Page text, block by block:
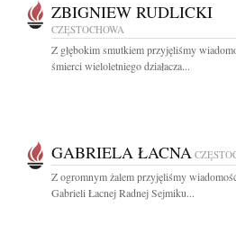
ZBIGNIEW RUDLICKI
CZĘSTOCHOWA
Z głębokim smutkiem przyjęliśmy
śmierci wieloletniego działacza...
GABRIELA ŁACNA
Z ogromnym żalem przyjęliśmy
Gabrieli Łacnej Radnej Sejmiku...